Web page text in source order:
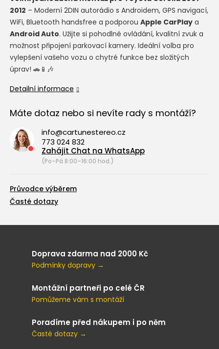
2012 – Moderní 2DIN autorádio s Androidem, GPS navigací,
WiFi, Bluetooth handsfree a podporou Apple CarPlay a
Android Auto. Užijte si pohodlné ovládání, kvalitní zvuk a
možnost připojení parkovací kamery. Ideální volba pro
vylepšení vašeho vozu o chytré funkce bez složitých
úprav! 🚗📱🎶
Detailní informace
Máte dotaz nebo si nevíte rady s montáží?
info@cartunestereo.cz
773 024 832
Zahájit Chat na WhatsApp
(Po–Pá 8:00–16:00 hod.)
Průvodce výběrem
Časté dotazy
Doprava zdarma nad 2000 Kč
Podmínky dopravy →
Montážní partneři po celé ČR
Pomůžeme vám s montáží
Poradíme před nákupem i po něm
Časté dotazy →